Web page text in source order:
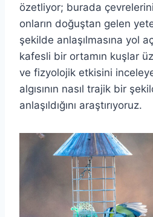
özetliyor; burada
onların doğuştan gelen
şekilde anlaşılmasına yol
kafesli bir ortamın kuşlar
ve fizyolojik etkisini
algısının nasıl trajik bir
anlaşıldığını araştırıyoruz.